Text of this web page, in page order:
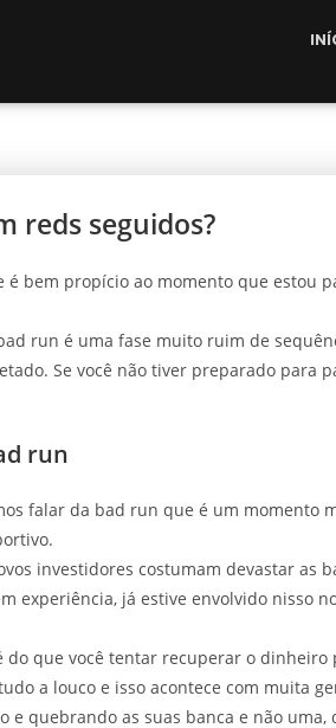
reds seguidos?
é bem propício ao momento que estou
run é uma fase muito ruim de
Se você não tiver preparado para
run
falar da bad run que é um momento
investidores costumam devastar as
experiência, já estive envolvido nisso
do que você tentar recuperar o
a louco e isso acontece com muita
e quebrando as suas banca e não uma,